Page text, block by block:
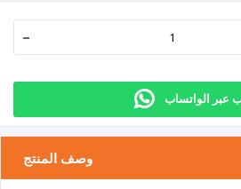
-
عبر الواتساب
وصف المنتج